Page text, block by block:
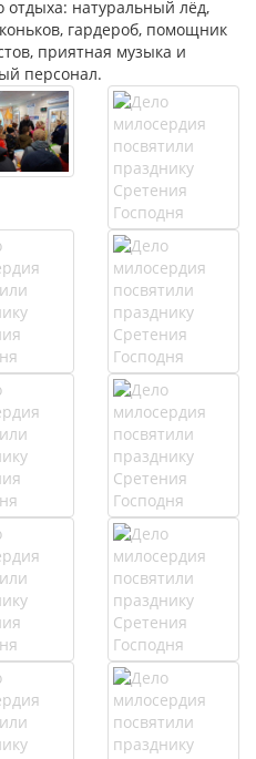
отдыха: натуральный лёд,
гардероб, помощник
приятная музыка и
персонал.